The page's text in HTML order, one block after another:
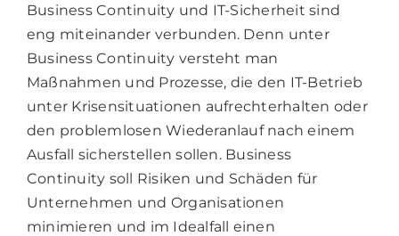
Business Continuity und IT-Sicherheit sind
eng miteinander verbunden. Denn unter
Business Continuity versteht man
Maßnahmen und Prozesse, die den IT-Betrieb
unter Krisensituationen aufrechterhalten oder
den problemlosen Wiederanlauf nach einem
Ausfall sicherstellen sollen. Business
Continuity soll Risiken und Schäden für
Unternehmen und Organisationen
minimieren und im Idealfall einen